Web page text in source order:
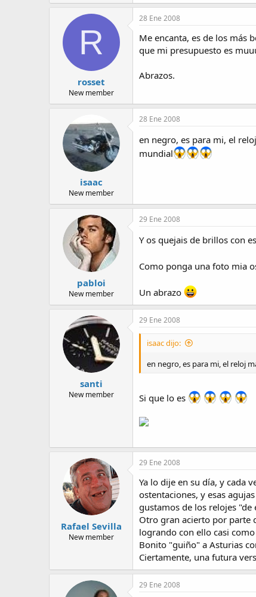
R
rosset
New member
28 Ene 2008
Me encanta, es de los más
que mi presupuesto es
Abrazos.
isaac
New member
28 Ene 2008
en negro, es para mi, el
mundial
pabloi
New member
29 Ene 2008
Y os quejais de brillos con
Como ponga una foto mia
Un abrazo
santi
New member
29 Ene 2008
isaac dijo:
en negro, es para mi, el reloj
Si que lo es
Rafael Sevilla
New member
29 Ene 2008
Ya lo dije en su día, y cada
ostentaciones, y esas
gustamos de los relojes
Otro gran acierto por parte
logrando con ello casi
Bonito "guiño" a Asturias
Ciertamente, una futura
29 Ene 2008